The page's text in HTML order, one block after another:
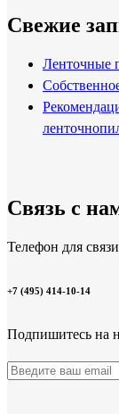
Свежие
Ленточные
Связь с
Телефон для
+7 (495) 414-10-14
Подпишитесь на